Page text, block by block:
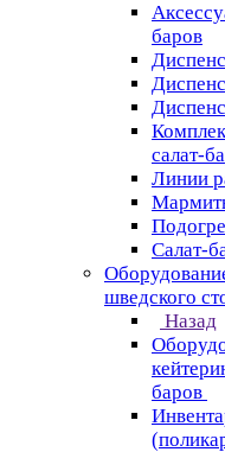
баров
салат-
Линии
Салат-
шведского
Назад
баров